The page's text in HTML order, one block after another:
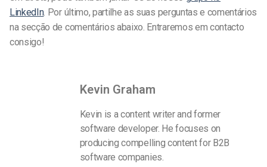
LinkedIn. Por último, partilhe as suas perguntas e comentários
na secção de comentários abaixo. Entraremos em contacto
consigo!
Kevin Graham
Kevin is a content writer and former
software developer. He focuses on
producing compelling content for B2B
software companies.